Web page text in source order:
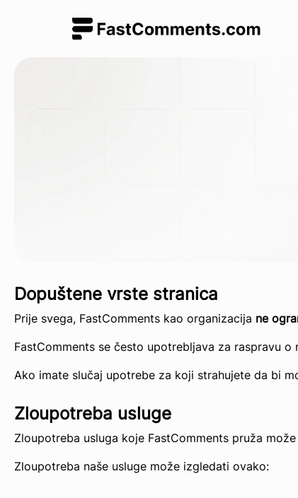
Dopuštene vrste stranica
Prije svega, FastComments kao organizacija ne
FastComments se često upotrebljava za raspravu
Ako imate slučaj upotrebe za koji strahujete da bi
Zloupotreba usluge
Zloupotreba usluga koje FastComments pruža
Zloupotreba naše usluge može izgledati ovako: